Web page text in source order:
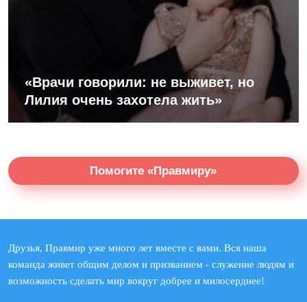
«Врачи говорили: не выживет, но
Лилия очень захотела жить»
Помогите «Правмиру»
Друзья, Правмир уже много лет вместе с вами. Вся наша
команда живет общим делом и призванием - служение людям и
возможность сделать мир вокруг добрее и милосерднее!